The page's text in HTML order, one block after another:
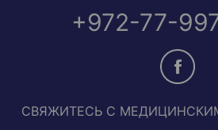
+972-77-
СВЯЖИТЕСЬ С